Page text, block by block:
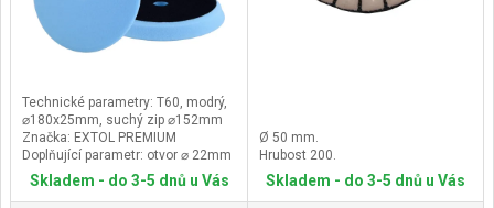
Technické parametry: T60, modrý,
⌀180x25mm, suchý zip ⌀152mm
Značka: EXTOL PREMIUM
Doplňující parametr: otvor ⌀ 22mm
Skladem - do 3-5 dnů u Vás
Ø 50 mm.
Hrubost 200.
Skladem - do 3-5 dnů u Vás